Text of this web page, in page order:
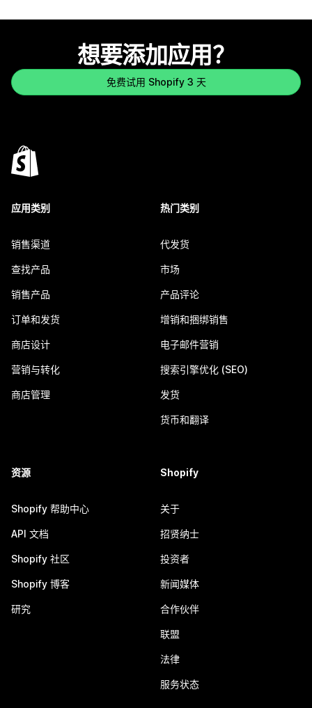
想要添加应用？
免费试用 Shopify 3 天
应用类别
销售渠道
查找产品
销售产品
订单和发货
商店设计
营销与转化
商店管理
热门类别
代发货
市场
产品评论
增销和捆绑销售
电子邮件营销
搜索引擎优化 (SEO)
发货
货币和翻译
资源
Shopify 帮助中心
API 文档
Shopify 社区
Shopify 博客
研究
Shopify
关于
招贤纳士
投资者
新闻媒体
合作伙伴
联盟
法律
服务状态